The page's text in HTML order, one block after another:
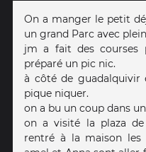
On a manger le petit
un grand Parc avec
jm a fait des
préparé un pic nic.
à côté de guadalquivir
pique niquer.
on a bu un coup dans
on a visité la plaza
rentré à la maison les